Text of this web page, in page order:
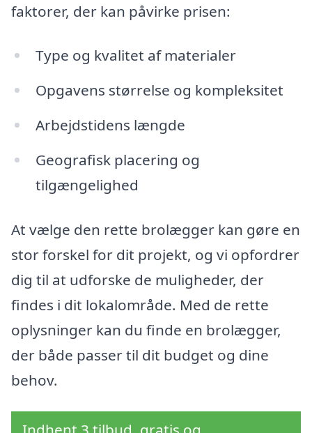
faktorer, der kan påvirke prisen:
Type og kvalitet af materialer
Opgavens størrelse og kompleksitet
Arbejdstidens længde
Geografisk placering og
tilgængelighed
At vælge den rette brolægger kan gøre en
stor forskel for dit projekt, og vi opfordrer
dig til at udforske de muligheder, der
findes i dit lokalområde. Med de rette
oplysninger kan du finde en brolægger,
der både passer til dit budget og dine
behov.